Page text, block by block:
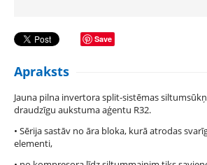
Save
Apraksts
Jauna pilna invertora split-sistēmas
draudzīgu aukstuma aģentu R32.
• Sērija sastāv no āra bloka, kurā atrodas
elementi,